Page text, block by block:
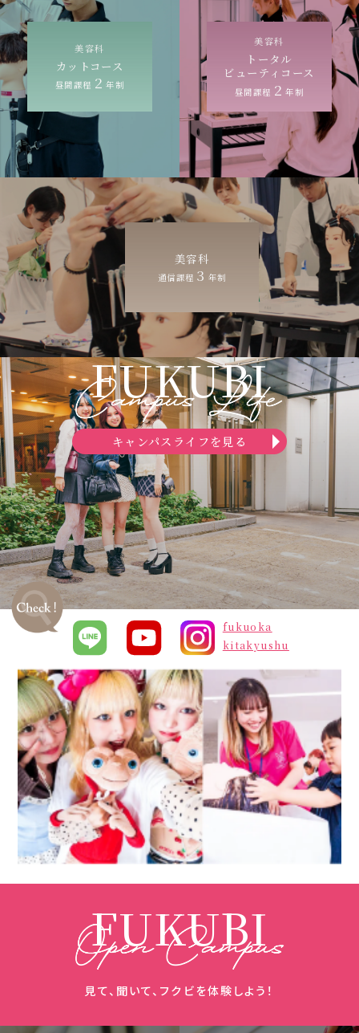
美容科
カットコース
昼間課程 2 年制
美容科
トータル
ビューティコース
昼間課程 2 年制
美容科
通信課程 3 年制
FUKUBI
キャンパスライフを見る
fukuoka
kitakyushu
FUKUBI
見て、聞いて、フクビを体験しよう！